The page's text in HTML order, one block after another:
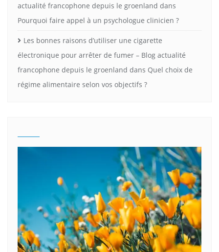
actualité francophone depuis le groenland dans
Pourquoi faire appel à un psychologue clinicien ?
Les bonnes raisons d’utiliser une cigarette
électronique pour arrêter de fumer – Blog actualité
francophone depuis le groenland dans Quel choix de
régime alimentaire selon vos objectifs ?